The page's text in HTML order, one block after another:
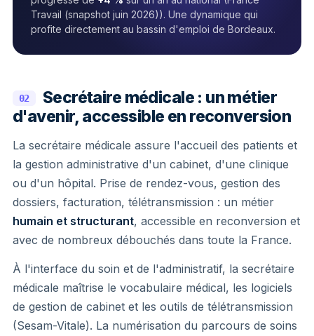
Travail (snapshot juin 2026)). Une dynamique qui
profite directement au bassin d'emploi de Bordeaux.
02
Secrétaire médicale : un métier
d'avenir, accessible en reconversion
La secrétaire médicale assure l'accueil des patients et
la gestion administrative d'un cabinet, d'une clinique
ou d'un hôpital. Prise de rendez-vous, gestion des
dossiers, facturation, télétransmission : un métier
humain et structurant, accessible en reconversion et
avec de nombreux débouchés dans toute la France.
À l'interface du soin et de l'administratif, la secrétaire
médicale maîtrise le vocabulaire médical, les logiciels
de gestion de cabinet et les outils de télétransmission
(Sesam-Vitale). La numérisation du parcours de soins